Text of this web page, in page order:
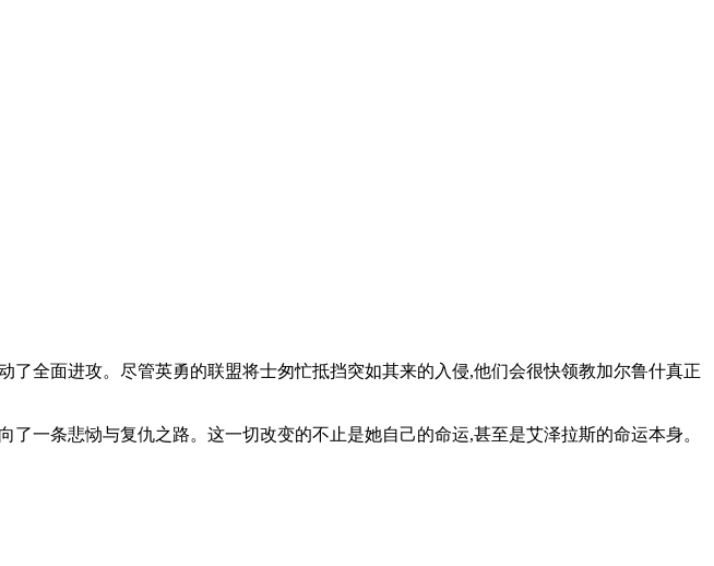
全面进攻。尽管英勇的联盟将士匆忙抵挡突如其来的入侵,他们会很快领教加尔鲁什真正
一条悲恸与复仇之路。这一切改变的不止是她自己的命运,甚至是艾泽拉斯的命运本身。